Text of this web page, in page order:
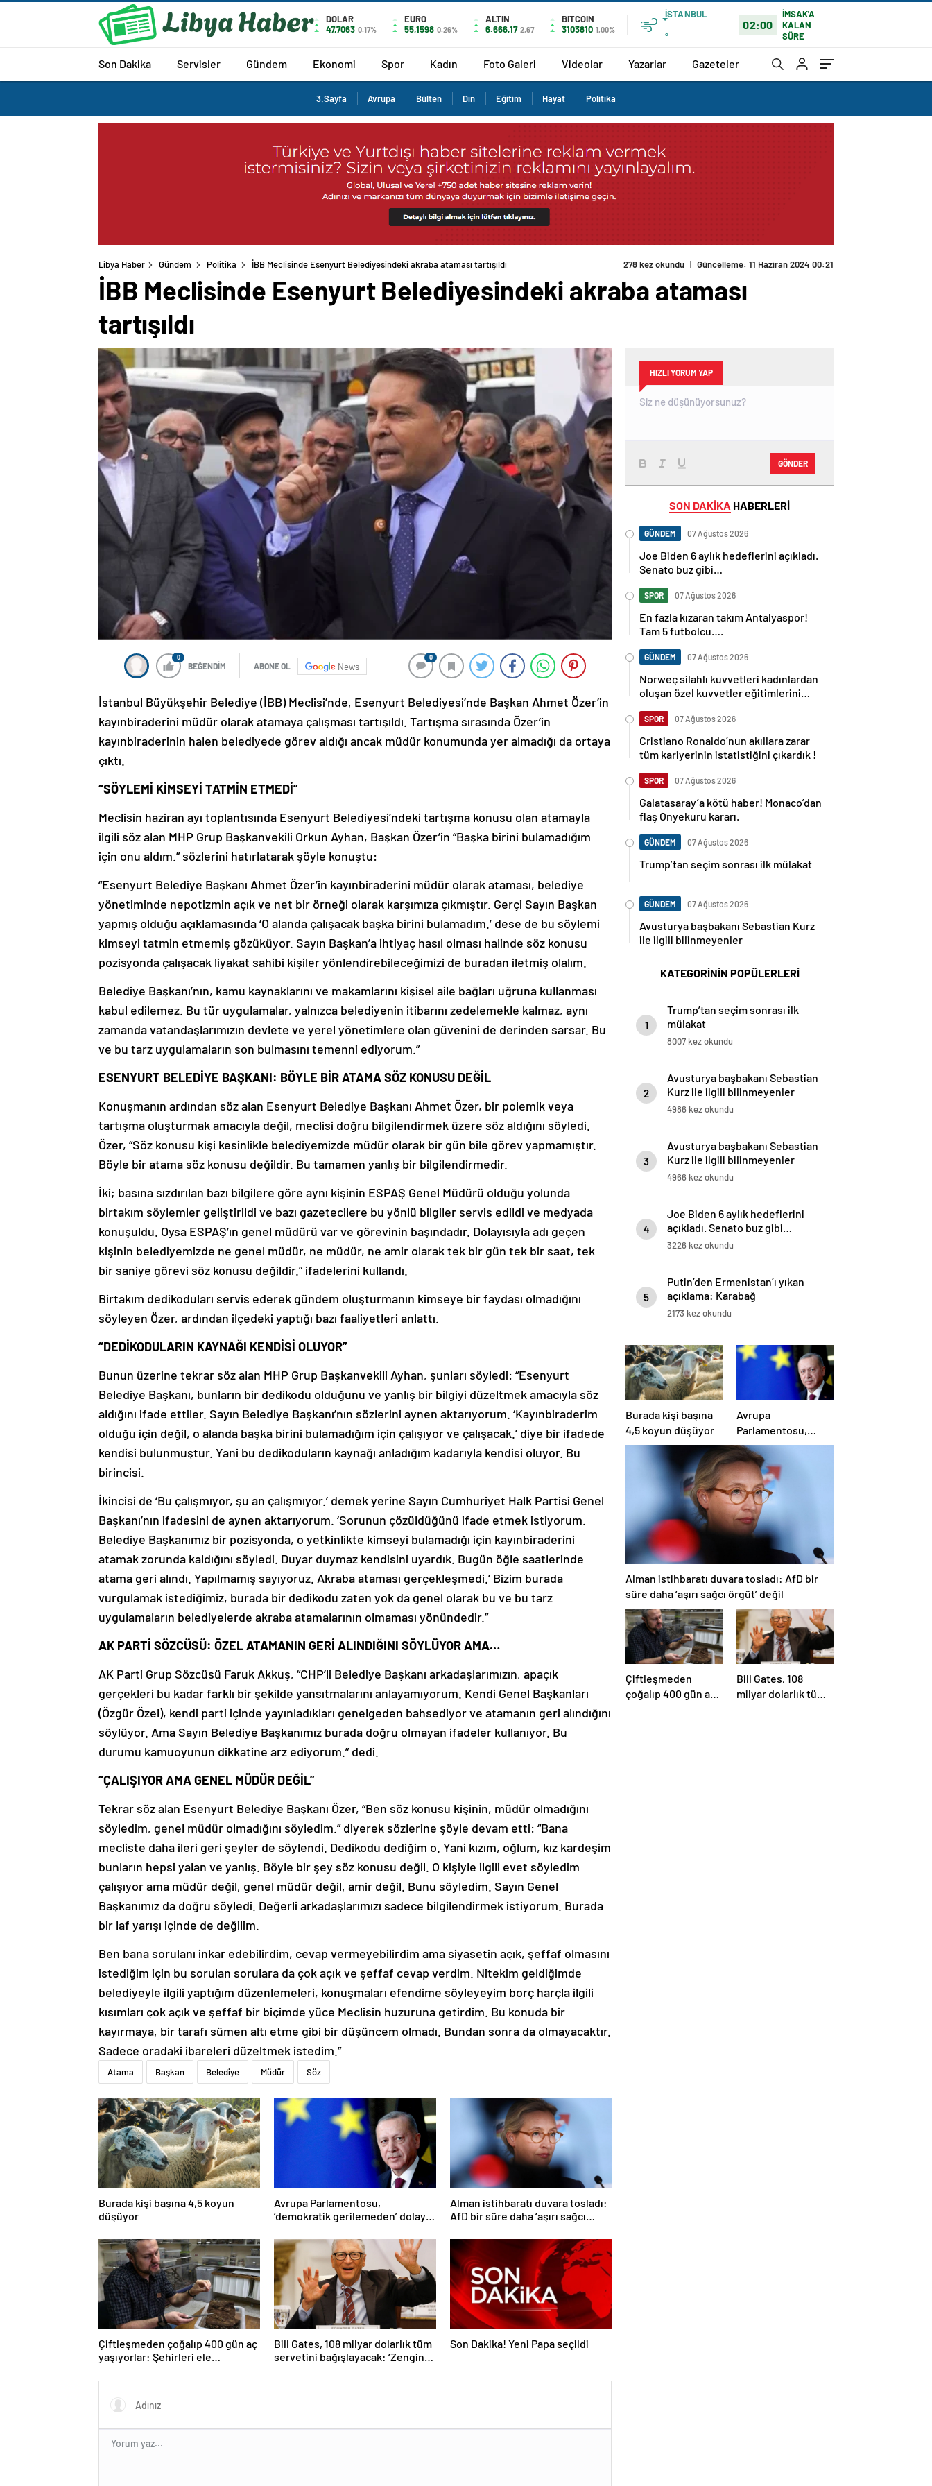
DOLAR
47,7063 0.17%
EURO
55,1598 0.26%
ALTIN
6.666,17 2,67
BITCOIN
3103810 1,00%
İSTANBUL
°
02:00
İMSAK'A
KALAN
SÜRE
Son Dakika Servisler Gündem Ekonomi Spor Kadın Foto Galeri Videolar Yazarlar Gazeteler
3.Sayfa Avrupa Bülten Din Eğitim Hayat Politika
Libya Haber Gündem Politika İBB Meclisinde Esenyurt Belediyesindeki akraba ataması tartışıldı 278 kez okundu | Güncelleme: 11 Haziran 2024 00:21
İBB Meclisinde Esenyurt Belediyesindeki akraba ataması
tartışıldı
0
BEĞENDİM ABONE OL News
0
İstanbul Büyükşehir Belediye (İBB) Meclisi’nde, Esenyurt Belediyesi’nde Başkan Ahmet Özer’in
kayınbiraderini müdür olarak atamaya çalışması tartışıldı. Tartışma sırasında Özer’in
kayınbiraderinin halen belediyede görev aldığı ancak müdür konumunda yer almadığı da ortaya
çıktı.
“SÖYLEMİ KİMSEYİ TATMİN ETMEDİ”
Meclisin haziran ayı toplantısında Esenyurt Belediyesi’ndeki tartışma konusu olan atamayla
ilgili söz alan MHP Grup Başkanvekili Orkun Ayhan, Başkan Özer’in “Başka birini bulamadığım
için onu aldım.” sözlerini hatırlatarak şöyle konuştu:
“Esenyurt Belediye Başkanı Ahmet Özer’in kayınbiraderini müdür olarak ataması, belediye
yönetiminde nepotizmin açık ve net bir örneği olarak karşımıza çıkmıştır. Gerçi Sayın Başkan
yapmış olduğu açıklamasında ‘O alanda çalışacak başka birini bulamadım.’ dese de bu söylemi
kimseyi tatmin etmemiş gözüküyor. Sayın Başkan’a ihtiyaç hasıl olması halinde söz konusu
pozisyonda çalışacak liyakat sahibi kişiler yönlendirebileceğimizi de buradan iletmiş olalım.
Belediye Başkanı’nın, kamu kaynaklarını ve makamlarını kişisel aile bağları uğruna kullanması
kabul edilemez. Bu tür uygulamalar, yalnızca belediyenin itibarını zedelemekle kalmaz, aynı
zamanda vatandaşlarımızın devlete ve yerel yönetimlere olan güvenini de derinden sarsar. Bu
ve bu tarz uygulamaların son bulmasını temenni ediyorum.”
ESENYURT BELEDİYE BAŞKANI: BÖYLE BİR ATAMA SÖZ KONUSU DEĞİL
Konuşmanın ardından söz alan Esenyurt Belediye Başkanı Ahmet Özer, bir polemik veya
tartışma oluşturmak amacıyla değil, meclisi doğru bilgilendirmek üzere söz aldığını söyledi.
Özer, “Söz konusu kişi kesinlikle belediyemizde müdür olarak bir gün bile görev yapmamıştır.
Böyle bir atama söz konusu değildir. Bu tamamen yanlış bir bilgilendirmedir.
İki; basına sızdırılan bazı bilgilere göre aynı kişinin ESPAŞ Genel Müdürü olduğu yolunda
birtakım söylemler geliştirildi ve bazı gazetecilere bu yönlü bilgiler servis edildi ve medyada
konuşuldu. Oysa ESPAŞ’ın genel müdürü var ve görevinin başındadır. Dolayısıyla adı geçen
kişinin belediyemizde ne genel müdür, ne müdür, ne amir olarak tek bir gün tek bir saat, tek
bir saniye görevi söz konusu değildir.” ifadelerini kullandı.
Birtakım dedikoduları servis ederek gündem oluşturmanın kimseye bir faydası olmadığını
söyleyen Özer, ardından ilçedeki yaptığı bazı faaliyetleri anlattı.
“DEDİKODULARIN KAYNAĞI KENDİSİ OLUYOR”
Bunun üzerine tekrar söz alan MHP Grup Başkanvekili Ayhan, şunları söyledi: “Esenyurt
Belediye Başkanı, bunların bir dedikodu olduğunu ve yanlış bir bilgiyi düzeltmek amacıyla söz
aldığını ifade ettiler. Sayın Belediye Başkanı’nın sözlerini aynen aktarıyorum. ‘Kayınbiraderim
olduğu için değil, o alanda başka birini bulamadığım için çalışıyor ve çalışacak.’ diye bir ifadede
kendisi bulunmuştur. Yani bu dedikoduların kaynağı anladığım kadarıyla kendisi oluyor. Bu
birincisi.
İkincisi de ‘Bu çalışmıyor, şu an çalışmıyor.’ demek yerine Sayın Cumhuriyet Halk Partisi Genel
Başkanı’nın ifadesini de aynen aktarıyorum. ‘Sorunun çözüldüğünü ifade etmek istiyorum.
Belediye Başkanımız bir pozisyonda, o yetkinlikte kimseyi bulamadığı için kayınbiraderini
atamak zorunda kaldığını söyledi. Duyar duymaz kendisini uyardık. Bugün öğle saatlerinde
atama geri alındı. Yapılmamış sayıyoruz. Akraba ataması gerçekleşmedi.’ Bizim burada
vurgulamak istediğimiz, burada bir dedikodu zaten yok da genel olarak bu ve bu tarz
uygulamaların belediyelerde akraba atamalarının olmaması yönündedir.”
AK PARTİ SÖZCÜSÜ: ÖZEL ATAMANIN GERİ ALINDIĞINI SÖYLÜYOR AMA…
AK Parti Grup Sözcüsü Faruk Akkuş, “CHP’li Belediye Başkanı arkadaşlarımızın, apaçık
gerçekleri bu kadar farklı bir şekilde yansıtmalarını anlayamıyorum. Kendi Genel Başkanları
(Özgür Özel), kendi parti içinde yayınladıkları genelgeden bahsediyor ve atamanın geri alındığını
söylüyor. Ama Sayın Belediye Başkanımız burada doğru olmayan ifadeler kullanıyor. Bu
durumu kamuoyunun dikkatine arz ediyorum.” dedi.
“ÇALIŞIYOR AMA GENEL MÜDÜR DEĞİL”
Tekrar söz alan Esenyurt Belediye Başkanı Özer, “Ben söz konusu kişinin, müdür olmadığını
söyledim, genel müdür olmadığını söyledim.” diyerek sözlerine şöyle devam etti: “Bana
mecliste daha ileri geri şeyler de söylendi. Dedikodu dediğim o. Yani kızım, oğlum, kız kardeşim
bunların hepsi yalan ve yanlış. Böyle bir şey söz konusu değil. O kişiyle ilgili evet söyledim
çalışıyor ama müdür değil, genel müdür değil, amir değil. Bunu söyledim. Sayın Genel
Başkanımız da doğru söyledi. Değerli arkadaşlarımızı sadece bilgilendirmek istiyorum. Burada
bir laf yarışı içinde de değilim.
Ben bana sorulanı inkar edebilirdim, cevap vermeyebilirdim ama siyasetin açık, şeffaf olmasını
istediğim için bu sorulan sorulara da çok açık ve şeffaf cevap verdim. Nitekim geldiğimde
belediyeyle ilgili yaptığım düzenlemeleri, konuşmaları efendime söyleyeyim borç harçla ilgili
kısımları çok açık ve şeffaf bir biçimde yüce Meclisin huzuruna getirdim. Bu konuda bir
kayırmaya, bir tarafı sümen altı etme gibi bir düşüncem olmadı. Bundan sonra da olmayacaktır.
Sadece oradaki ibareleri düzeltmek istedim.”
Atama Başkan Belediye Müdür Söz
Burada kişi başına 4,5 koyun
düşüyor
Avrupa Parlamentosu,
‘demokratik gerilemeden’ dolayı
süresiz dondu’
Alman istihbaratı duvara tosladı:
AfD bir süre daha ‘aşırı sağcı
Çiftleşmeden çoğalıp 400 gün aç
yaşıyorlar: Şehirleri ele
Bill Gates, 108 milyar dolarlık tüm
servetini bağışlayacak: ‘Zengin
Son Dakika! Yeni Papa seçildi
HIZLI YORUM YAP
GÖNDER
SON DAKİKA HABERLERİ
GÜNDEM 07 Ağustos 2026
Joe Biden 6 aylık hedeflerini açıkladı.
Senato buz gibi…
SPOR 07 Ağustos 2026
En fazla kızaran takım Antalyaspor!
Tam 5 futbolcu….
GÜNDEM 07 Ağustos 2026
Norweç silahlı kuvvetleri kadınlardan
oluşan özel kuvvetler eğitimlerini
SPOR 07 Ağustos 2026
Cristiano Ronaldo’nun akıllara zarar
tüm kariyerinin istatistiğini çıkardık !
SPOR 07 Ağustos 2026
Galatasaray’a kötü haber! Monaco’dan
flaş Onyekuru kararı.
GÜNDEM 07 Ağustos 2026
Trump’tan seçim sonrası ilk mülakat
GÜNDEM 07 Ağustos 2026
Avusturya başbakanı Sebastian Kurz
ile ilgili bilinmeyenler
KATEGORİNİN POPÜLERLERİ
1
Trump’tan seçim sonrası ilk
mülakat
8007 kez okundu
2
Avusturya başbakanı Sebastian
Kurz ile ilgili bilinmeyenler
4986 kez okundu
3
Avusturya başbakanı Sebastian
Kurz ile ilgili bilinmeyenler
4966 kez okundu
4
Joe Biden 6 aylık hedeflerini
açıkladı. Senato buz gibi…
3226 kez okundu
5
Putin’den Ermenistan’ı yıkan
açıklama: Karabağ
Azerbaycan’ın ayrılmaz bir
2173 kez okundu
Burada kişi başına
4,5 koyun düşüyor
Avrupa
Parlamentosu,
‘demokratik
gerilemeden’ dolayı
‘Türkiye’nin AB
üyelik süreci
süresiz dondu’
Alman istihbaratı duvara tosladı: AfD bir
süre daha ‘aşırı sağcı örgüt’ değil
Çiftleşmeden
çoğalıp 400 gün aç
Bill Gates, 108
milyar dolarlık tüm